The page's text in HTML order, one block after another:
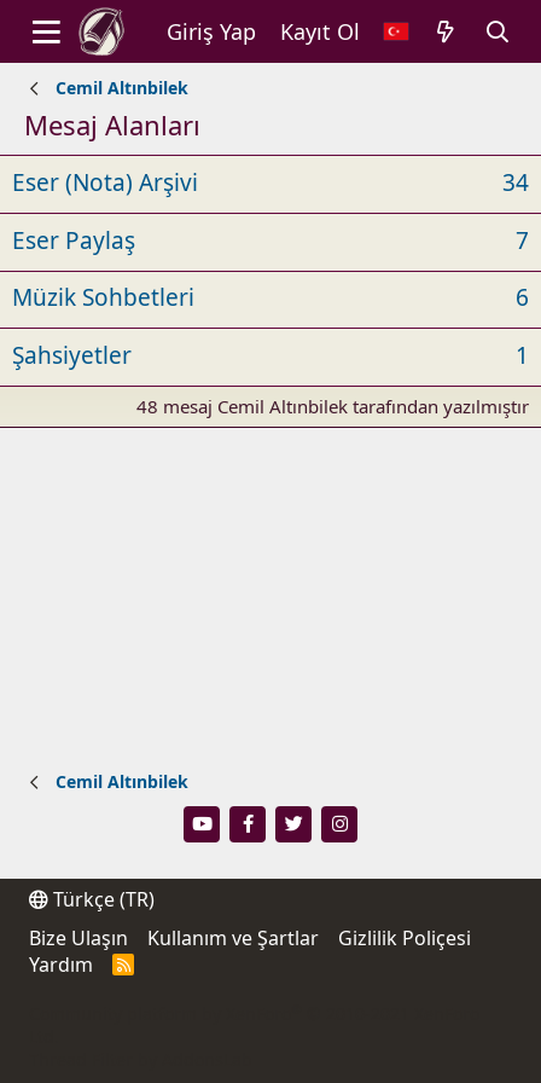
Giriş Yap Kayıt Ol
Cemil Altınbilek
Mesaj Alanları
Eser (Nota) Arşivi
34
Eser Paylaş
7
Müzik Sohbetleri
6
Şahsiyetler
1
48 mesaj Cemil Altınbilek tarafından yazılmıştır
Cemil Altınbilek
Türkçe (TR)
Bize Ulaşın
Kullanım ve Şartlar
Gizlilik Poliçesi
Yardım
R